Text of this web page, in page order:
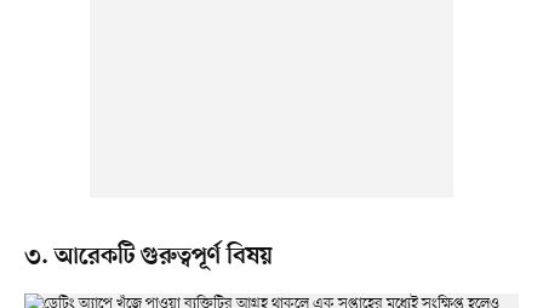
৩. আরেকটি গুরুত্বপূর্ণ বিষয়